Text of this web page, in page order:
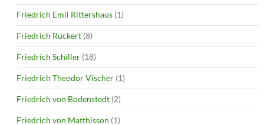
Friedrich Emil Rittershaus (1)
Friedrich Rückert (8)
Friedrich Schiller (18)
Friedrich Theodor Vischer (1)
Friedrich von Bodenstedt (2)
Friedrich von Matthisson (1)